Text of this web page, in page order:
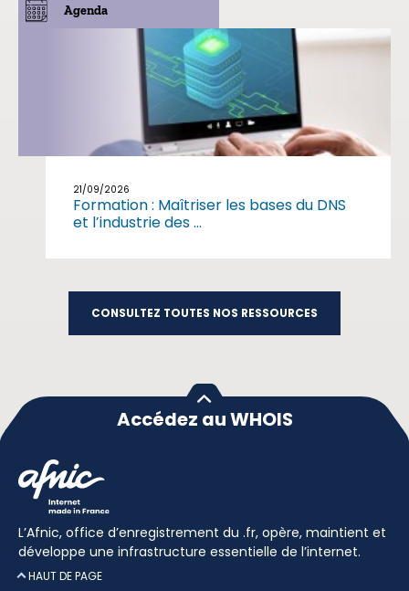
Agenda
21/09/2026
Formation : Maîtriser les bases du DNS
et l’industrie des ...
CONSULTEZ TOUTES NOS RESSOURCES
Accédez au WHOIS
L’Afnic, office d’enregistrement du .fr, opère, maintient et
développe une infrastructure essentielle de l’internet.
HAUT DE PAGE